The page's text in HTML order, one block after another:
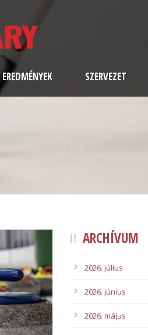
EREDMÉNYEK SZERVEZET
ARCHÍVUM
2026. július
2026. június
2026. május